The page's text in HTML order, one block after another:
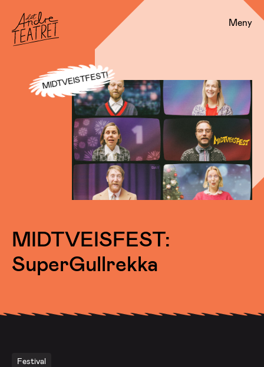
Meny
MIDTVEISFEST:
SuperGullrekka
MIDTVEISTFEST!
Festival